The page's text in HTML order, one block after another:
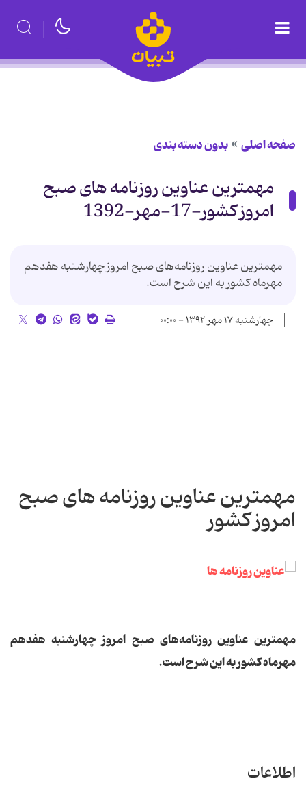
صفحه اصلی بدون دسته بندی
مهمترین عناوین روزنامه های صبح
امروز کشور-17-مهر-1392
مهمترین عناوین روزنامه‌‌های صبح امروز چهارشنبه هفدهم
مهرماه کشور به این شرح است.
چهارشنبه ۱۷ مهر ۱۳۹۲ - ۰۰:۰۰
مهمترین عناوین روزنامه های صبح
امروز کشور
مهمترین عناوین روزنامه‌‌های صبح امروز چهارشنبه هفدهم
مهرماه کشور به این شرح است.
اطلاعات